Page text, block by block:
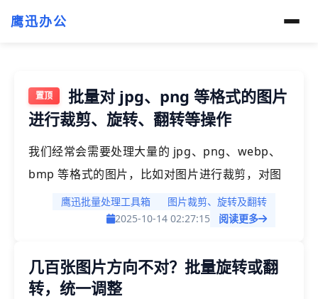
鹰迅办公
批量对 jpg、png 等格式的图片
进行裁剪、旋转、翻转等操作
我们经常会需要处理大量的 jpg、png、webp、
bmp 等格式的图片，比如对图片进行裁剪，对图
片进行旋转，对图片进行水平或者垂直翻转等操
作。这些操作如果是人工处理会非常的耗时和麻
候。因此我们需要一种高效的方法来对图片进行自
动化的批量编辑。今天这篇文章将介绍一种更高效
鹰迅批量处理工具箱
图片裁剪、旋转及翻转
2025-10-14 02:27:15
阅读更多
几百张图片方向不对？批量旋转或翻
转，统一调整